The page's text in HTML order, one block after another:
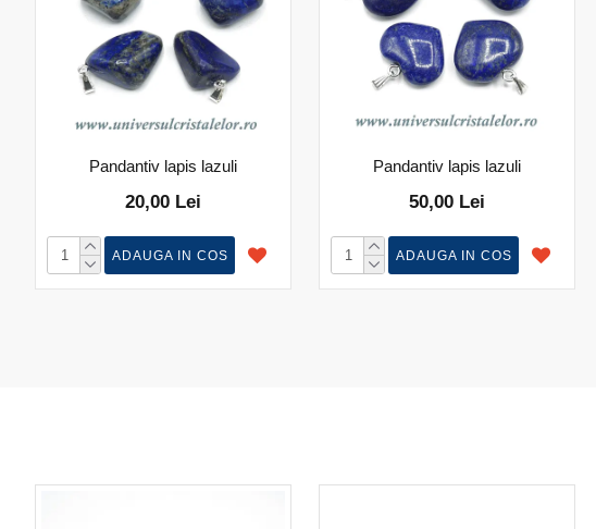
Pandantiv lapis lazuli
20,00 Lei
ADAUGA IN COS
Pandantiv lapis lazuli
50,00 Lei
ADAUGA IN COS